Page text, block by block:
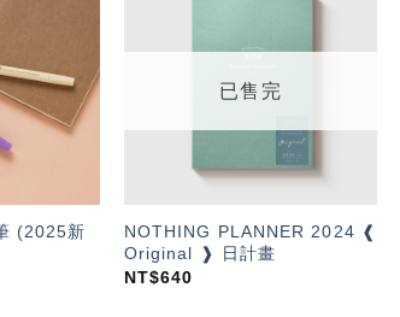
(2025新
望輕
已售完
NOTHING PLANNER 2024 ❰
Original ❱ 日計畫
NT$640